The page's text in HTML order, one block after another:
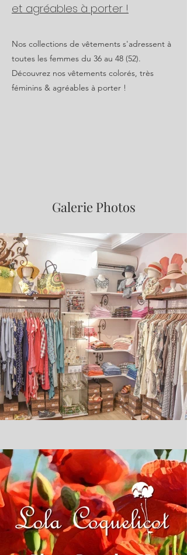
et agréables à porter !
Nos collections de vêtements s'adressent à
toutes les femmes du 36 au 48 (52).
Découvrez nos vêtements colorés, très
féminins & agréables à porter !
Galerie Photos